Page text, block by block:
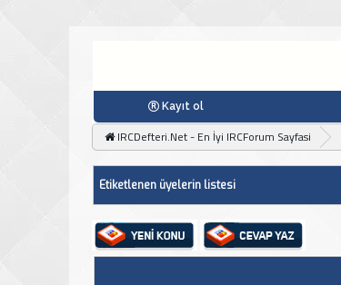
Kayıt ol
IRCDefteri.Net - En İyi IRCForum Sayfasi
Etiketlenen üyelerin listesi